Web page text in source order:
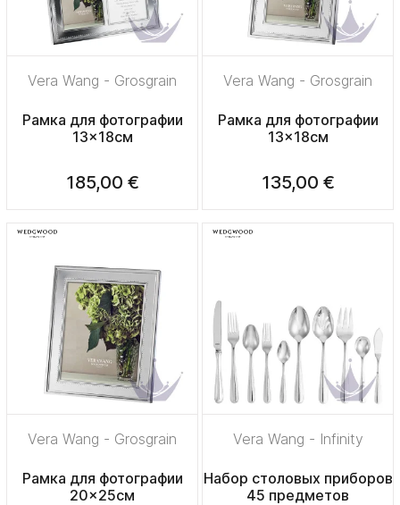
Vera Wang - Grosgrain
Рамка для фотографии
13x18см
185,00 €
Vera Wang - Grosgrain
Рамка для фотографии
13x18см
135,00 €
Vera Wang - Grosgrain
Рамка для фотографии
20x25см
Vera Wang - Infinity
Набор столовых приборов
45 предметов